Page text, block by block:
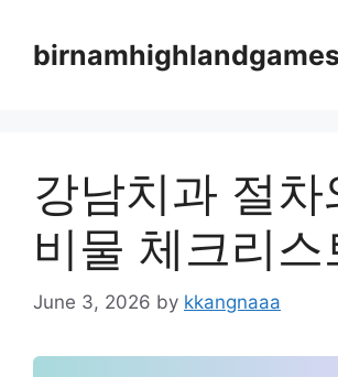
contentbirnamhighlandgames
강남치과 절차
비물 체크리스
June 3, 2026 by kkangnaaa